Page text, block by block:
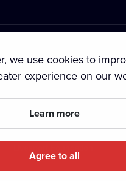
•Broadcasting
we use cookies to
experience on our
Learn more
Agree to all